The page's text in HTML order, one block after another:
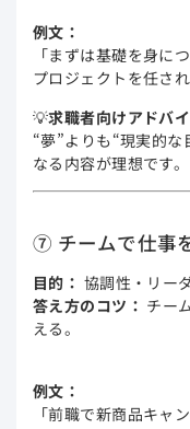
例文：
「まずは基礎を身に
プロジェクトを任さ
💡求職者向けアドバ
“夢”よりも“現実的
なる内容が理想です。
⑦ チームで仕事
目的： 協調性・リー
答え方のコツ： チー
える。
例文：
「前職で新商品キャ